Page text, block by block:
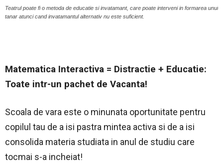
Teatrul poate fi o metoda de educatie si invatamant, care poate interveni in formarea unui
tanar atunci cand invatamantul alternativ nu este suficient.
Matematica Interactiva = Distractie + Educatie:
Toate intr-un pachet de Vacanta!
Scoala de vara este o minunata oportunitate pentru
copilul tau de a isi pastra mintea activa si de a isi
consolida materia studiata in anul de studiu care
tocmai s-a incheiat!